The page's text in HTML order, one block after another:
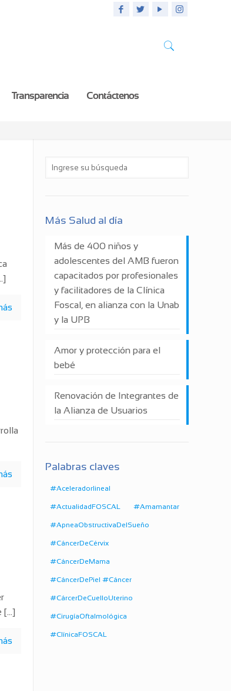
Transparencia Contáctenos
[…]
Más Salud al día
Más de 400 niños y
adolescentes del AMB fueron
capacitados por profesionales
y facilitadores de la Clínica
Foscal, en alianza con la Unab
y la UPB
Amor y protección para el
bebé
Renovación de Integrantes de
la Alianza de Usuarios
Palabras claves
#Aceleradorlineal
#ActualidadFOSCAL #Amamantar
#ApneaObstructivaDelSueño
#CáncerDeCérvix
#CáncerDeMama
#CáncerDePiel #Cáncer
#CárcerDeCuelloUterino
#CirugíaOftalmológica
#ClínicaFOSCAL